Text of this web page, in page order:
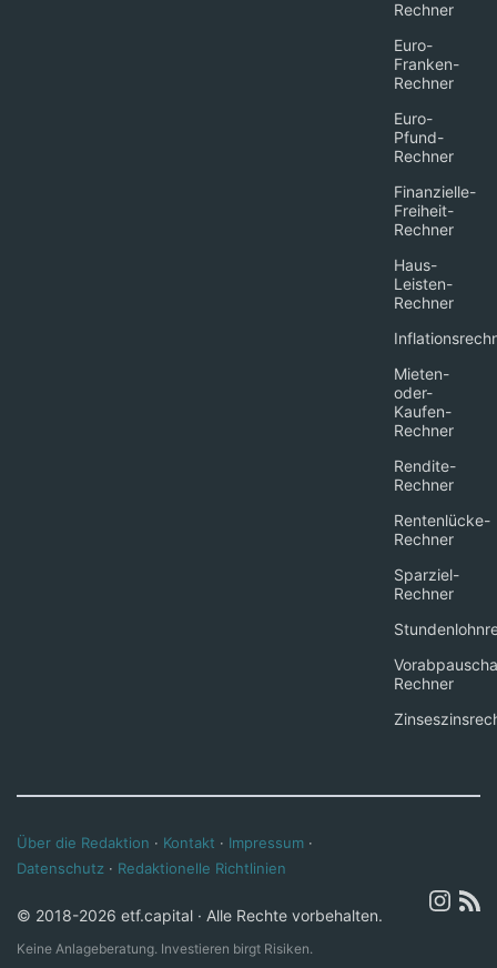
Rechner
Euro-
Franken-
Rechner
Euro-
Pfund-
Rechner
Finanzielle-
Freiheit-
Rechner
Haus-
Leisten-
Rechner
Mieten-
oder-
Kaufen-
Rechner
Rendite-
Rechner
Rentenlücke-
Rechner
Sparziel-
Rechner
Rechner
Über die Redaktion · Kontakt · Impressum ·
Datenschutz · Redaktionelle Richtlinien
© 2018-2026 etf.capital · Alle Rechte vorbehalten.
Keine Anlageberatung. Investieren birgt Risiken.